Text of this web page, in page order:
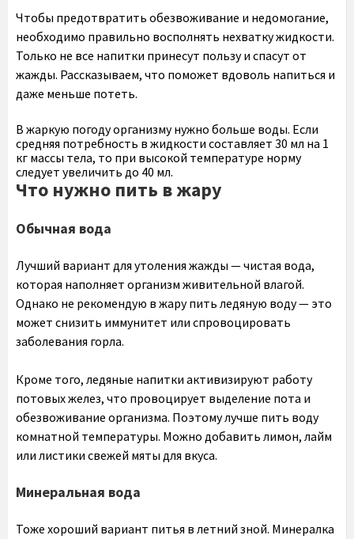
Чтобы предотвратить обезвоживание и недомогание,
необходимо правильно восполнять нехватку жидкости.
Только не все напитки принесут пользу и спасут от
жажды. Рассказываем, что поможет вдоволь напиться и
даже меньше потеть.
В жаркую погоду организму нужно больше воды. Если
средняя потребность в жидкости составляет 30 мл на 1
кг массы тела, то при высокой температуре норму
следует увеличить до 40 мл.
Что нужно пить в жару
Обычная вода
Лучший вариант для утоления жажды — чистая вода,
которая наполняет организм живительной влагой.
Однако не рекомендую в жару пить ледяную воду — это
может снизить иммунитет или спровоцировать
заболевания горла.
Кроме того, ледяные напитки активизируют работу
потовых желез, что провоцирует выделение пота и
обезвоживание организма. Поэтому лучше пить воду
комнатной температуры. Можно добавить лимон, лайм
или листики свежей мяты для вкуса.
Минеральная вода
Тоже хороший вариант питья в летний зной. Минералка